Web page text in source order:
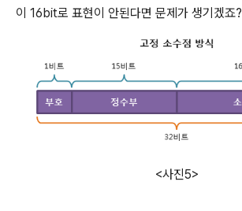
이 16bit로 표현이 안된다면 문제가 생기겠죠?
<사진5>